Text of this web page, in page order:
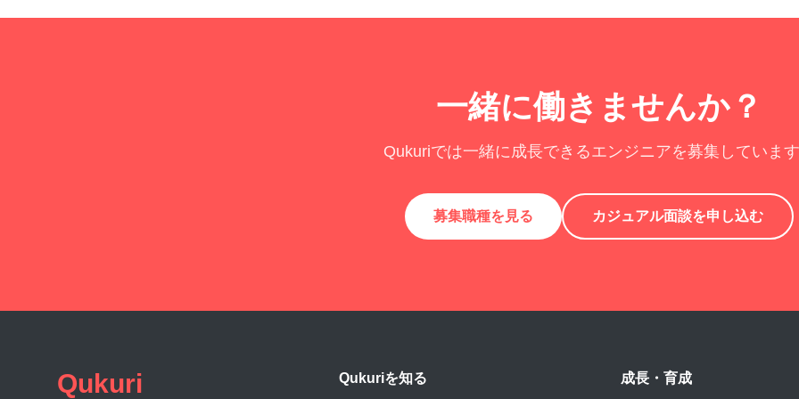
一緒に働きませんか？
Qukuriでは一緒に成長できるエンジニアを募集しています
募集職種を見る カジュアル面談を申し込む
Qukuri Qukuriを知る 成長・育成